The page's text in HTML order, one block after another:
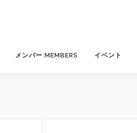
メンバー MEMBERS イベント